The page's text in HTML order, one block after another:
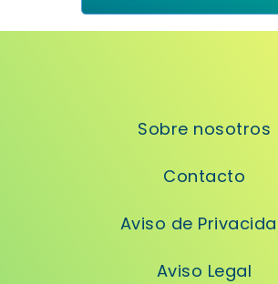
Sobre nosotros
Contacto
Aviso de
Aviso Legal